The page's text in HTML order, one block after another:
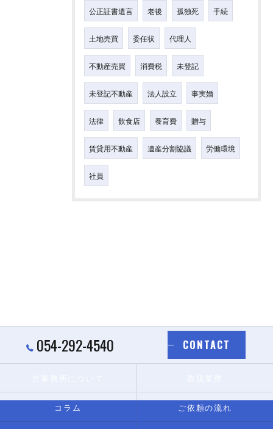
公正証書遺言 老後 孤独死 手続
土地売買 委任状 代理人
不動産売買 消費税 未登記
未登記不動産 法人設立 事実婚
法律 飲食店 養育費 贈与
賃貸用不動産 遺産分割協議 労働環境
社員
054-292-4540 CONTACT
コラム ご依頼の流れ